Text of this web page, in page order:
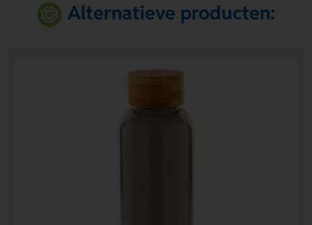
Alternatieve producten: